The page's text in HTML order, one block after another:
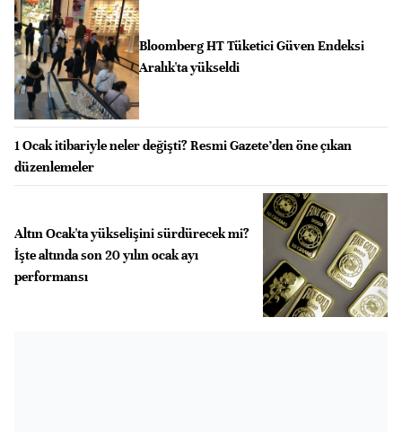
Bloomberg HT Tüketici Güven Endeksi
Aralık'ta yükseldi
1 Ocak itibariyle neler değişti? Resmi Gazete’den öne çıkan
düzenlemeler
Altın Ocak'ta yükselişini sürdürecek mi?
İşte altında son 20 yılın ocak ayı
performansı